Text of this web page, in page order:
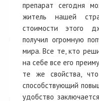
препарат сегодня
житель нашей
стоимости этого
получил огромную
мира. Все те, кто
на себе все его
те же свойства,
способствующий
удобство